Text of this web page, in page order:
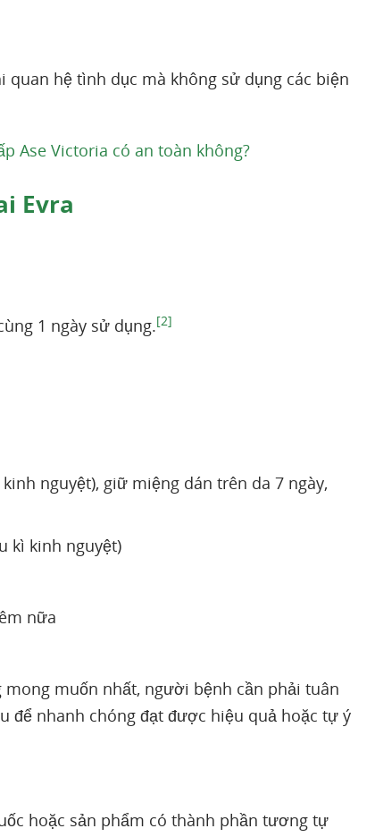
hệ tình dục mà không sử dụng các biện
Ase Victoria có an toàn không?
Evra
1 ngày sử dụng.[2]
nguyệt), giữ miệng dán trên da 7 ngày,
kì kinh nguyệt)
nữa
muốn nhất, người bệnh cần phải tuân
để nhanh chóng đạt được hiệu quả hoặc tự ý
hoặc sản phẩm có thành phần tương tự